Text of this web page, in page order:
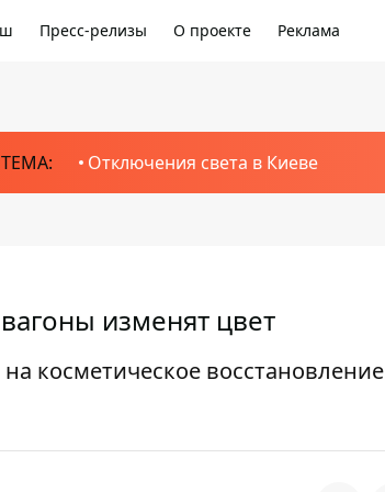
Пресс-релизы О проекте Реклама
Отключения света в Киеве
изменят цвет
косметическое восстановление